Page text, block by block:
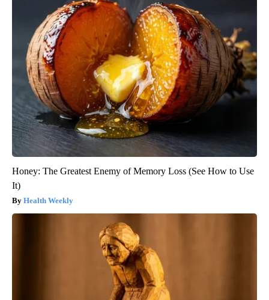
Honey: The Greatest Enemy of Memory Loss (See How to Use
It)
Health Weekly